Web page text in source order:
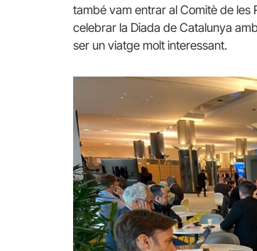
també vam entrar al Comitè de les
celebrar la Diada de Catalunya
ser un viatge molt interessant.